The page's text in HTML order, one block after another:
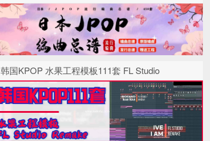
韩国KPOP 水果工程模板111套 FL Studio